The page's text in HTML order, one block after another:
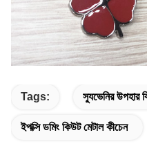
Tags: স্যুভেনির উপহার
ইপক্সি ডমিং কিউট মেটাল কীচেন